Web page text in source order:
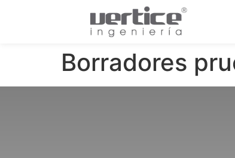
Borradores